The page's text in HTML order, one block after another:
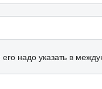
надо указать в